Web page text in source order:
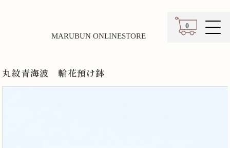
0
カート
MARUBUN ONLINESTORE
丸紋青海波 輪花預け鉢